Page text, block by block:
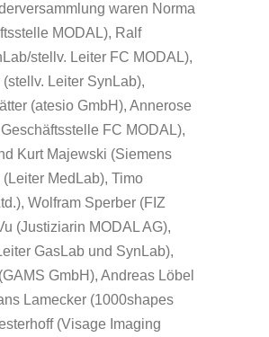
waren Norma
MODAL), Ralf
stellv. Leiter FC MODAL),
Leiter SynLab),
(atesio GmbH), Annerose
FC MODAL),
Kurt Majewski (Siemens
MedLab), Timo
Wolfram Sperber (FIZ
(Justiziarin MODAL AG),
GasLab und SynLab),
GmbH), Andreas Löbel
Lamecker (1000shapes
(Visage Imaging